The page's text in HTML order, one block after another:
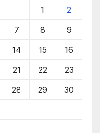
1 2
7 8 9
14 15 16
21 22 23
28 29 30